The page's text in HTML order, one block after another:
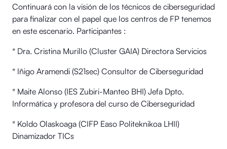
Continuará con la visión de los técnicos de ciberseguridad
para finalizar con el papel que los centros de FP tenemos
en este escenario. Participantes :
* Dra. Cristina Murillo (Cluster GAIA) Directora Servicios
* Iñigo Aramendi (S21sec) Consultor de Ciberseguridad
* Maite Alonso (IES Zubiri-Manteo BHI) Jefa Dpto.
Informática y profesora del curso de Ciberseguridad
* Koldo Olaskoaga (CIFP Easo Politeknikoa LHII)
Dinamizador TICs